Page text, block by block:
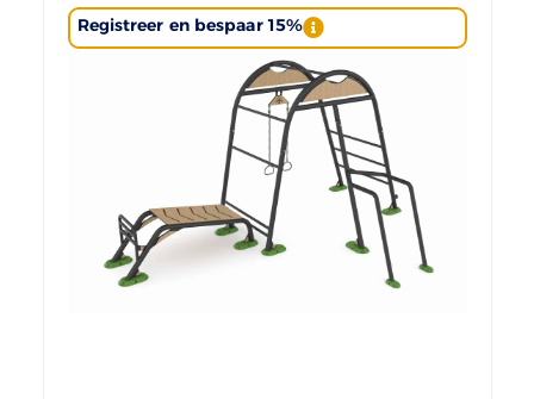
Registreer en bespaar 15%